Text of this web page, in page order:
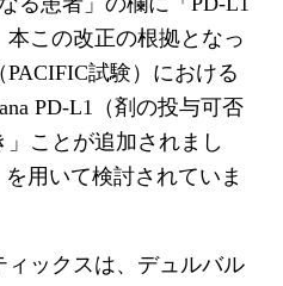
この改正の根拠となっ
試験）における
PD-L1（剤の投与可否
ことが追加されまし
用いて検討されていま
ィックスは、デュルバル